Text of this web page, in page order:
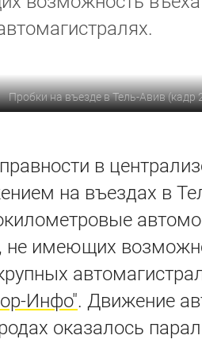
Пробки на въезде в Тель-Авив (кадр
в
на въездах в
не имеющих
Инфо". Движение
оказалось